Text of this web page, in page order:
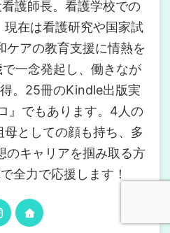
護師長。看護学校での
在は看護研究や国家試
ケアの教育支援に情熱を
一念発起し、働きなが
。25冊のKindle出版実
』でもあります。4人の
としての顔も持ち、多
のキャリアを掴み取る方
全力で応援します！